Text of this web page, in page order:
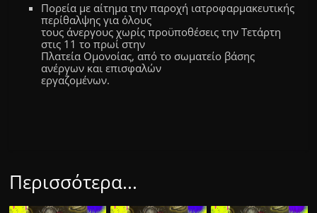
Πορεία με αίτημα την παροχή ιατροφαρμακευτικής
περίθαλψης για όλους
τους άνεργους χωρίς προϋποθέσεις την Τετάρτη
στις 11 το πρωί στην
Πλατεία Ομονοίας, από το σωματείο βάσης
ανέργων και επισφαλών
εργαζομένων.
Περισσότερα...